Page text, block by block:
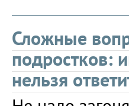
Сложные
подростков:
нельзя